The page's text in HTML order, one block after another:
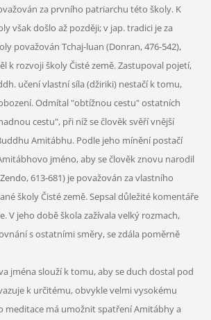
za prvního patriarchu této školy. K
však došlo až později; v jap. tradici je za
považován Tchaj-luan (Donran, 476-542),
k rozvoji školy Čisté země. Zastupoval pojetí,
učení vlastní síla (džiriki) nestačí k tomu,
Odmítal "obtížnou cestu" ostatních
cestu", při níž se člověk svěří vnější
Amitábhu. Podle jeho mínění postačí
jméno, aby se člověk znovu narodil
613-681) je považován za vlastního
školy Čisté země. Sepsal důležité komentáře
V jeho době škola zažívala velký rozmach,
s ostatními směry, se zdála poměrně
jména slouží k tomu, aby se duch dostal pod
k určitému, obvykle velmi vysokému
meditace má umožnit spatření Amitábhy a